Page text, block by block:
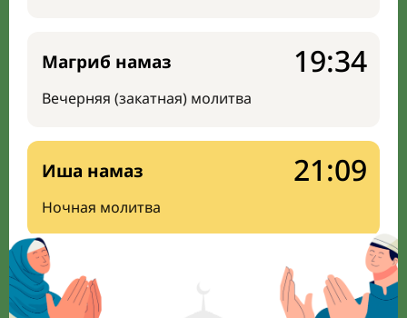
Магриб намаз
Вечерняя (закатная) молитва
19:34
Иша намаз
Ночная молитва
21:09